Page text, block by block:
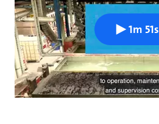
1m 51s